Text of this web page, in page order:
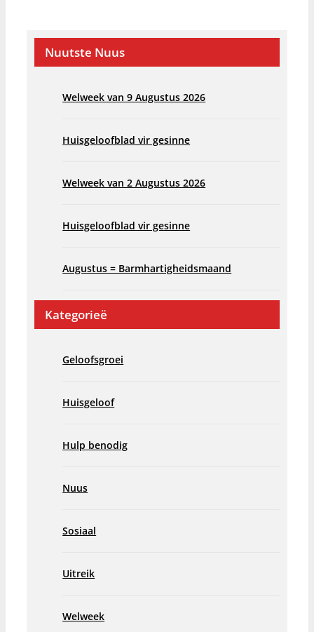
Nuutste Nuus
Welweek van 9 Augustus 2026
Huisgeloofblad vir gesinne
Welweek van 2 Augustus 2026
Huisgeloofblad vir gesinne
Augustus = Barmhartigheidsmaand
Kategorieë
Geloofsgroei
Huisgeloof
Hulp benodig
Nuus
Sosiaal
Uitreik
Welweek